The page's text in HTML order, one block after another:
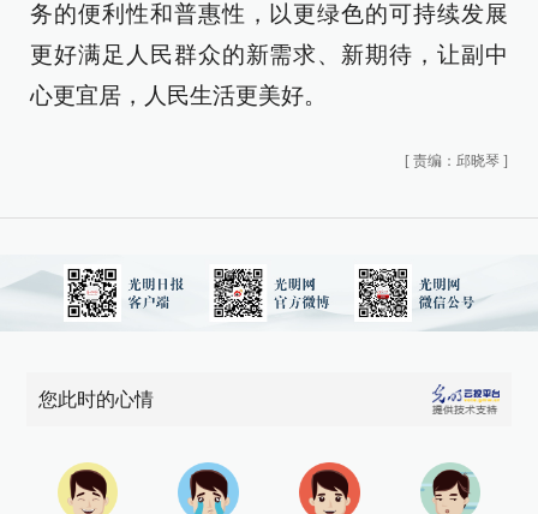
务的便利性和普惠性，以更绿色的可持续发展
更好满足人民群众的新需求、新期待，让副中
心更宜居，人民生活更美好。
[ 责编：邱晓琴 ]
您此时的心情